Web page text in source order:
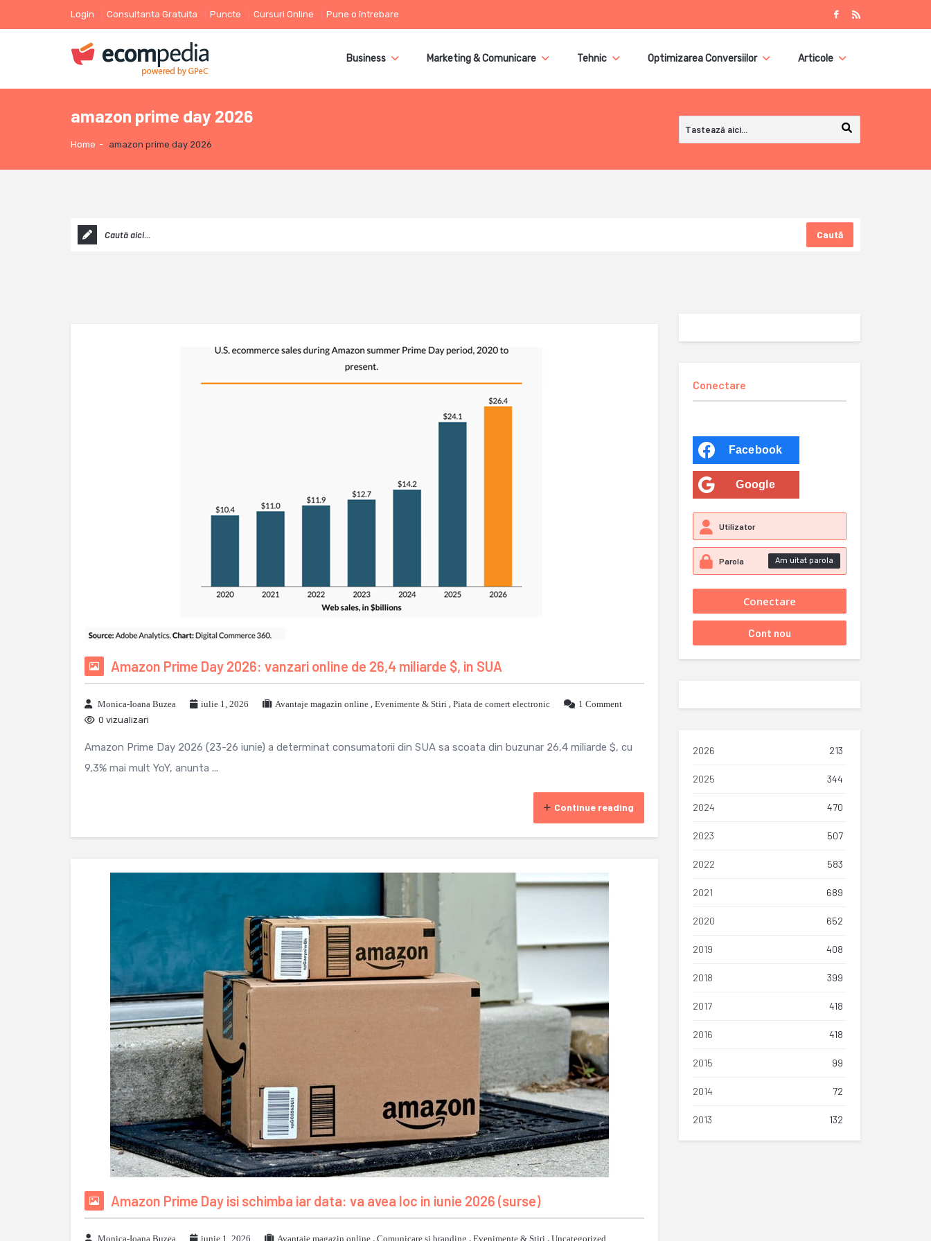
Login Consultanta Gratuita Puncte Cursuri Online Pune o întrebare
Business Marketing & Comunicare Tehnic Optimizarea Conversiilor Articole
amazon prime day 2026
Home - amazon prime day 2026
Caută
Amazon Prime Day 2026: vanzari online de 26,4 miliarde $, in SUA
Monica-Ioana Buzea iulie 1, 2026 Avantaje magazin online , Evenimente & Stiri , Piata de comert electronic
1 Comment
0 vizualizari
Amazon Prime Day 2026 (23-26 iunie) a determinat consumatorii din SUA sa scoata din buzunar 26,4 miliarde $, cu
9,3% mai mult YoY, anunta ...
Continue reading
Amazon Prime Day isi schimba iar data: va avea loc in iunie 2026 (surse)
Monica-Ioana Buzea iunie 1, 2026 Avantaje magazin online , Comunicare si branding , Evenimente & Stiri , Uncategorized
Conectare
Facebook
Google
Am uitat parola
2026 213
2025 344
2024 470
2023 507
2022 583
2021 689
2020 652
2019 408
2018 399
2017 418
2016 418
2015 99
2014 72
2013 132